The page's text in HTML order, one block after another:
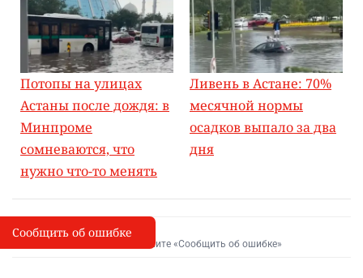
Потопы на улицах
Астаны после дождя: в
Минпроме
сомневаются, что
нужно что-то менять
Ливень в Астане: 70%
месячной нормы
осадков выпало за два
дня
I
Сообщить об опечатке
Выделите фрагмент и нажмите «Сообщить об ошибке»
Сообщить об ошибке